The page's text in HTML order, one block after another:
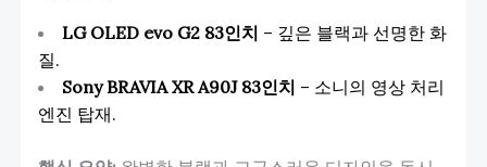
LG OLED evo G2 83인치 – 깊은 블랙과 선명한 화
질.
Sony BRAVIA XR A90J 83인치 – 소니의 영상 처리
엔진 탑재.